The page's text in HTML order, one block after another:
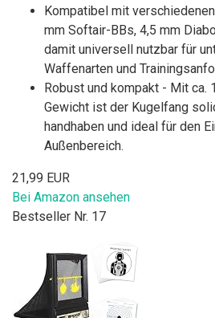
Kompatibel mit
mm Softair-BBs, 4,5 mm
damit universell nutzbar für
Waffenarten und
Robust und kompakt - Mit ca.
Gewicht ist der Kugelfang
handhaben und ideal für den
Außenbereich.
21,99 EUR
Bei Amazon ansehen
Bestseller Nr. 17